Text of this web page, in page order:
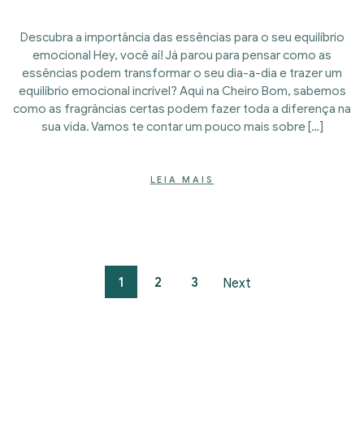
Descubra a importância das essências para o seu equilíbrio
emocional Hey, você aí! Já parou para pensar como as
essências podem transformar o seu dia-a-dia e trazer um
equilíbrio emocional incrível? Aqui na Cheiro Bom, sabemos
como as fragrâncias certas podem fazer toda a diferença na
sua vida. Vamos te contar um pouco mais sobre […]
LEIA MAIS
1 2 3 Next